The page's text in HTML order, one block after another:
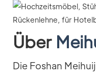
Über
Die Foshan